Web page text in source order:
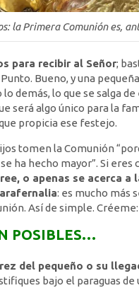
la Primera Comunión es,
para recibir al Señor;
Bueno, y una
demás, lo que se salga
será algo único para la
propicia ese festejo.
tomen la Comunión
ha hecho mayor”. Si
o apenas se acerca
: es mucho más
Así de simple.
POSIBLES…
del pequeño o su
bajo el paraguas